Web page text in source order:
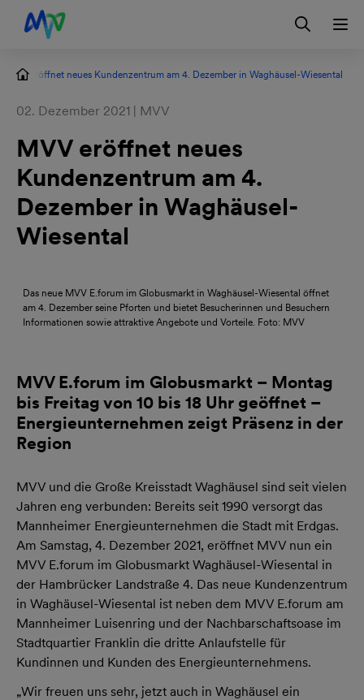
Zur Hauptnavigation springen
Zum Hauptinhalt springen
Zur Footernavigation springen
Kontakt EN Login
MVV eröffnet neues Kundenzentrum am 4. Dezember in Waghäusel-Wiesental
02. Dezember 2021 | MVV
MVV eröffnet neues
Kundenzentrum am 4.
Dezember in Waghäusel-
Wiesental
Das neue MVV E.forum im Globusmarkt in Waghäusel-Wiesental öffnet
am 4. Dezember seine Pforten und bietet Besucherinnen und Besuchern
Informationen sowie attraktive Angebote und Vorteile. Foto: MVV
MVV E.forum im Globusmarkt – Montag
bis Freitag von 10 bis 18 Uhr geöffnet –
Energieunternehmen zeigt Präsenz in der
Region
MVV und die Große Kreisstadt Waghäusel sind seit vielen
Jahren eng verbunden: Bereits seit 1990 versorgt das
Mannheimer Energieunternehmen die Stadt mit Erdgas.
Am Samstag, 4. Dezember 2021, eröffnet MVV nun ein
MVV E.forum im Globusmarkt Waghäusel-Wiesental in
der Hambrücker Landstraße 4. Das neue Kundenzentrum
in Waghäusel-Wiesental ist neben dem MVV E.forum am
Mannheimer Luisenring und der Nachbarschaftsoase im
Stadtquartier Franklin die dritte Anlaufstelle für
Kundinnen und Kunden des Energieunternehmens.
„Wir freuen uns sehr, jetzt auch in Waghäusel ein